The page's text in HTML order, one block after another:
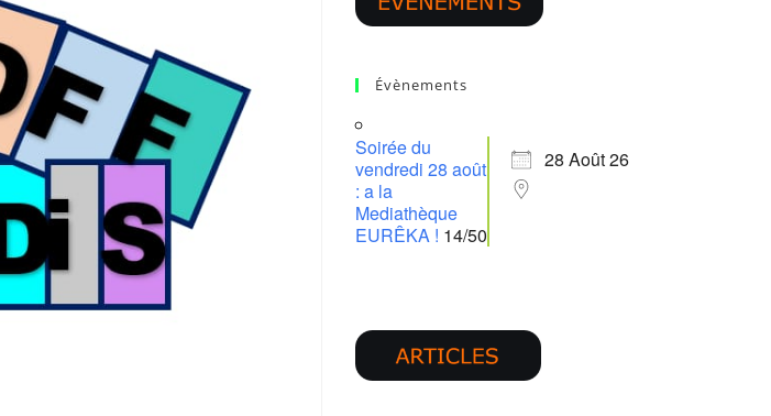
Évènements
Soirée du
vendredi 28 août
: a la
Mediathèque
EURÊKA ! 14/50
28 Août 26